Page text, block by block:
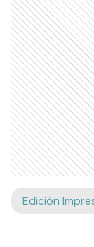
Edición